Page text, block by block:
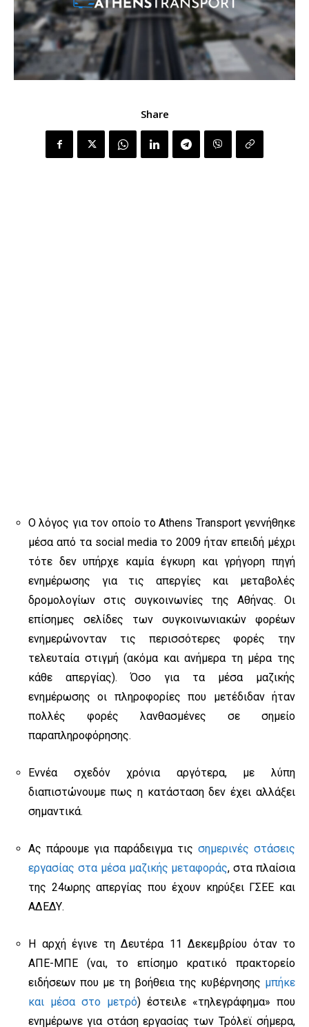
Share
Ο λόγος για τον οποίο το Athens Transport γεννήθηκε
μέσα από τα social media το 2009 ήταν επειδή μέχρι
τότε δεν υπήρχε καμία έγκυρη και γρήγορη πηγή
ενημέρωσης για τις απεργίες και μεταβολές
δρομολογίων στις συγκοινωνίες της Αθήνας. Οι
επίσημες σελίδες των συγκοινωνιακών φορέων
ενημερώνονταν τις περισσότερες φορές την
τελευταία στιγμή (ακόμα και ανήμερα τη μέρα της
κάθε απεργίας). Όσο για τα μέσα μαζικής
ενημέρωσης οι πληροφορίες που μετέδιδαν ήταν
πολλές φορές λανθασμένες σε σημείο
παραπληροφόρησης.
Εννέα σχεδόν χρόνια αργότερα, με λύπη
διαπιστώνουμε πως η κατάσταση δεν έχει αλλάξει
σημαντικά.
Ας πάρουμε για παράδειγμα τις σημερινές στάσεις
εργασίας στα μέσα μαζικής μεταφοράς, στα πλαίσια
της 24ωρης απεργίας που έχουν κηρύξει ΓΣΕΕ και
ΑΔΕΔΥ.
Η αρχή έγινε τη Δευτέρα 11 Δεκεμβρίου όταν το
ΑΠΕ-ΜΠΕ (ναι, το επίσημο κρατικό πρακτορείο
ειδήσεων που με τη βοήθεια της κυβέρνησης μπήκε
και μέσα στο μετρό) έστειλε «τηλεγράφημα» που
ενημέρωνε για στάση εργασίας των Τρόλεϊ σήμερα,